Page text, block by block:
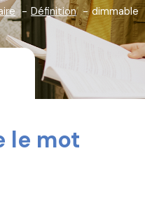
Définition dimmable
le mot